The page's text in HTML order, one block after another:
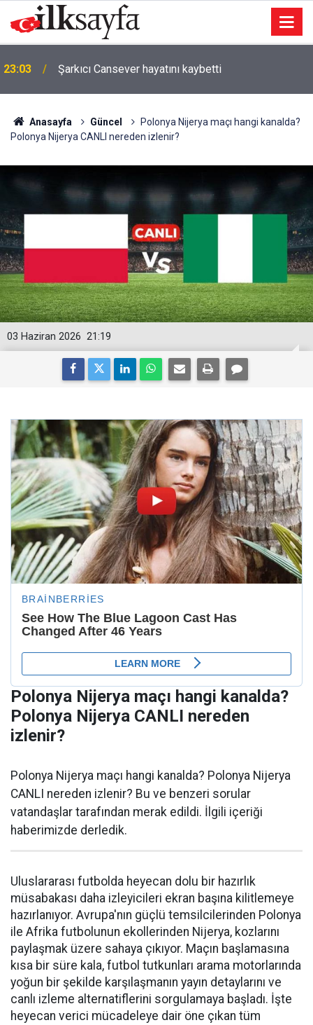
23:03 Şarkıcı Cansever hayatını kaybetti
Anasayfa Güncel
Polonya Nijerya maçı hangi kanalda?
Polonya Nijerya CANLI nereden izlenir?
21:19
03 Haziran 2026
Polonya Nijerya maçı hangi kanalda?
Polonya Nijerya CANLI nereden
izlenir?
Polonya Nijerya maçı hangi kanalda? Polonya Nijerya
CANLI nereden izlenir? Bu ve benzeri sorular
vatandaşlar tarafından merak edildi. İlgili içeriği
haberimizde derledik.
Uluslararası futbolda heyecan dolu bir hazırlık
müsabakası daha izleyicileri ekran başına kilitlemeye
hazırlanıyor. Avrupa'nın güçlü temsilcilerinden Polonya
ile Afrika futbolunun ekollerinden Nijerya, kozlarını
paylaşmak üzere sahaya çıkıyor. Maçın başlamasına
kısa bir süre kala, futbol tutkunları arama motorlarında
yoğun bir şekilde karşılaşmanın yayın detaylarını ve
canlı izleme alternatiflerini sorgulamaya başladı. İşte
heyecan verici mücadeleye dair öne çıkan tüm